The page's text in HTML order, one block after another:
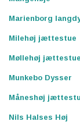
Marienborg
Milehøj jættestue
Møllehøj jættestue
Munkebo Dysser
Måneshøj
Nils Halses Høj